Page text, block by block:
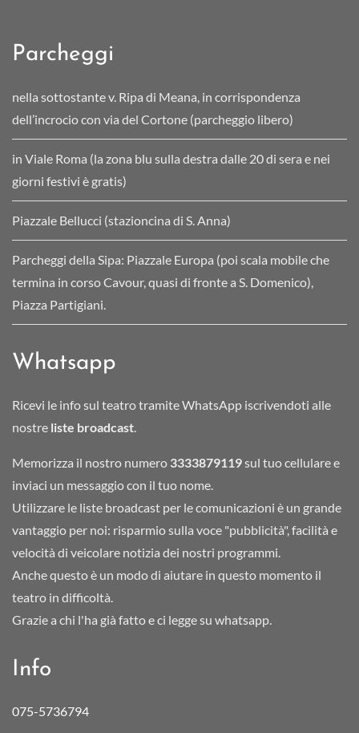
Parcheggi
nella sottostante v. Ripa di Meana, in corrispondenza
dell’incrocio con via del Cortone (parcheggio libero)
in Viale Roma (la zona blu sulla destra dalle 20 di sera e nei
giorni festivi è gratis)
Piazzale Bellucci (stazioncina di S. Anna)
Parcheggi della Sipa: Piazzale Europa (poi scala mobile che
termina in corso Cavour, quasi di fronte a S. Domenico),
Piazza Partigiani.
Whatsapp
Ricevi le info sul teatro tramite WhatsApp iscrivendoti alle
nostre liste broadcast.
Memorizza il nostro numero 3333879119sul tuo cellulare e
inviaci un messaggio con il tuo nome.
Utilizzare le liste broadcast per le comunicazioni è un grande
vantaggio per noi: risparmio sulla voce "pubblicità", facilità e
velocità di veicolare notizia dei nostri programmi.
Anche questo è un modo di aiutare in questo momento il
teatro in difficoltà.
Grazie a chi l'ha già fatto e ci legge su whatsapp.
Info
075-5736794